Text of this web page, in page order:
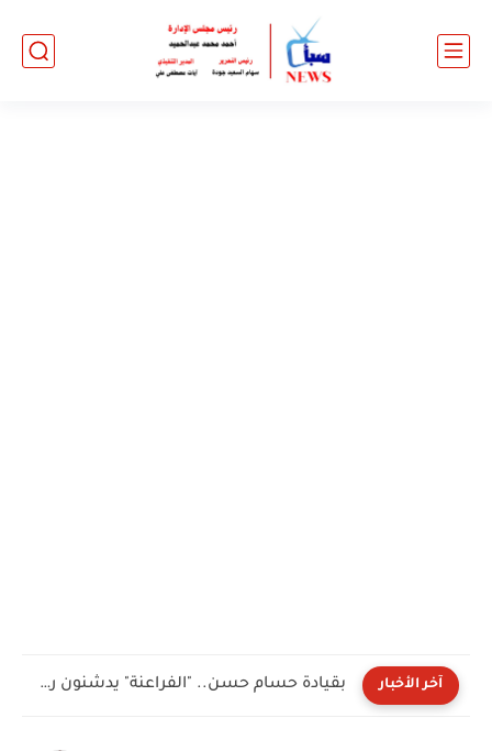
آخر الأخبار بقيادة حسام حسن.. "الفراعنة" يدشنون رحلة التأهل لأمم إفريقيا 2027...